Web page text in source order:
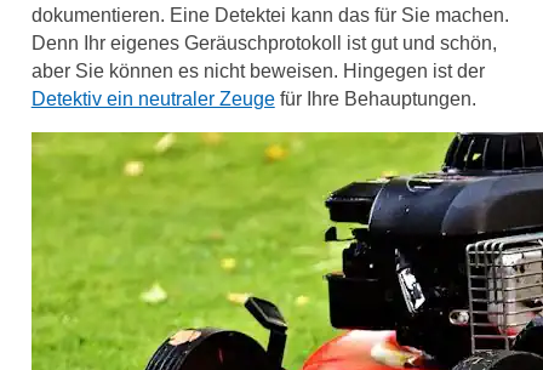
dokumentieren. Eine Detektei kann das für Sie machen.
Denn Ihr eigenes Geräuschprotokoll ist gut und schön,
aber Sie können es nicht beweisen. Hingegen ist der
Detektiv ein neutraler Zeugefür Ihre Behauptungen.